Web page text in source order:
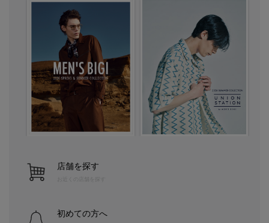
店舗を探す
お近くの店舗を探す
初めての方へ